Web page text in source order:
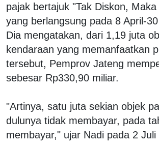
pajak bertajuk "Tak Diskon,
yang berlangsung pada 8 April-
Dia mengatakan, dari 1,19 juta
kendaraan yang memanfaatkan
tersebut, Pemprov Jateng
sebesar Rp330,90 miliar.
"Artinya, satu juta sekian objek
dulunya tidak membayar, pada
membayar," ujar Nadi pada 2 Juli